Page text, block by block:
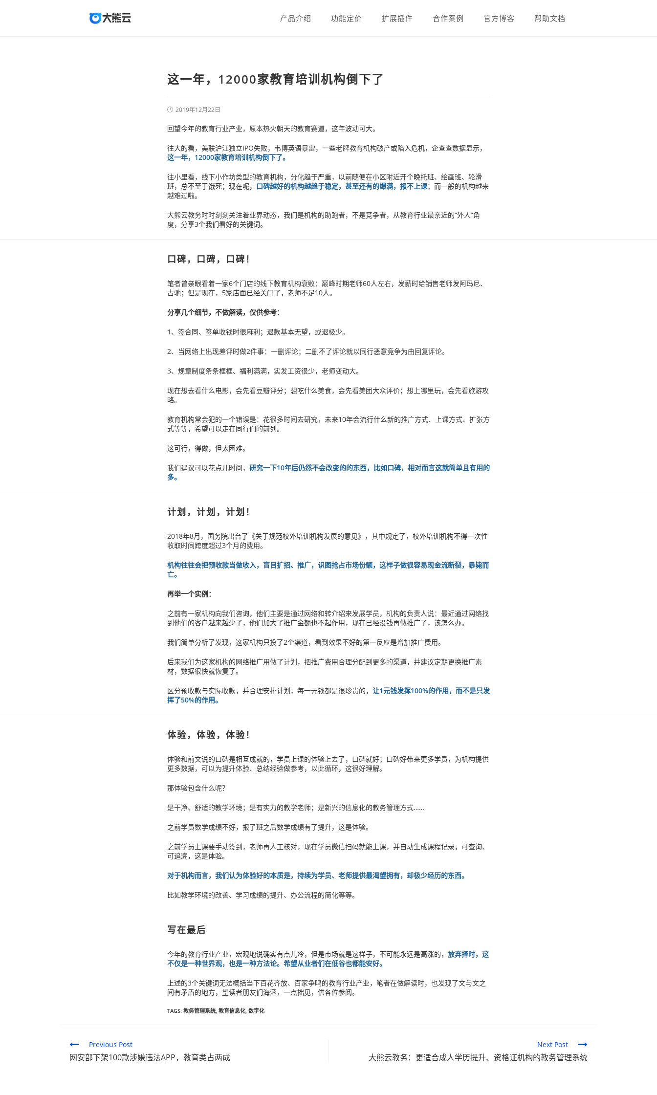
产品介绍 功能定价 扩展插件 合作案例 官方博客 帮助文档
这一年，12000家教育培训机构倒下了
2019年12月22日
回望今年的教育行业产业，原本热火朝天的教育赛道，这年波动可大。
往大的看，美联沪江独立IPO失败，韦博英语暴雷，一些老牌教育机构破产或陷入危机，企查查数据显示，
这一年，12000家教育培训机构倒下了。
往小里看，线下小作坊类型的教育机构，分化趋于严重，以前随便在小区附近开个晚托班、绘画班、轮滑
班，总不至于饿死；现在呢， 口碑越好的机构越趋于稳定，甚至还有的爆满，报不上课；而一般的机构越来
越难过啦。
大熊云教务时时刻刻关注着业界动态，我们是机构的助跑者，不是竞争者，从教育行业最亲近的“外人”角
度，分享3个我们看好的关键词。
口碑，口碑，口碑！
笔者曾亲眼看着一家6个门店的线下教育机构衰败：巅峰时期老师60人左右，发薪时给销售老师发阿玛尼、
古驰；但是现在，5家店面已经关门了，老师不足10人。
分享几个细节，不做解读，仅供参考：
1、签合同、签单收钱时很麻利；退款基本无望，或退极少。
2、当网络上出现差评时做2件事：一删评论；二删不了评论就以同行恶意竞争为由回复评论。
3、规章制度条条框框、福利满满，实发工资很少，老师变动大。
现在想去看什么电影，会先看豆瓣评分；想吃什么美食，会先看美团大众评价；想上哪里玩，会先看旅游攻
略。
教育机构常会犯的一个错误是：花很多时间去研究，未来10年会流行什么新的推广方式、上课方式、扩张方
式等等，希望可以走在同行们的前列。
这可行，得做，但太困难。
我们建议可以花点儿时间， 研究一下10年后仍然不会改变的的东西，比如口碑，相对而言这就简单且有用的
多。
计划，计划，计划！
2018年8月，国务院出台了《关于规范校外培训机构发展的意见》，其中规定了，校外培训机构不得一次性
收取时间跨度超过3个月的费用。
机构往往会把预收款当做收入，盲目扩招、推广，识图抢占市场份额，这样子做很容易现金流断裂，暴毙而
亡。
再举一个实例：
之前有一家机构向我们咨询，他们主要是通过网络和转介绍来发展学员，机构的负责人说：最近通过网络找
到他们的客户越来越少了，他们加大了推广金额也不起作用，现在已经没钱再做推广了，该怎么办。
我们简单分析了发现，这家机构只投了2个渠道，看到效果不好的第一反应是增加推广费用。
后来我们为这家机构的网络推广用做了计划，把推广费用合理分配到更多的渠道，并建议定期更换推广素
材，数据很快就恢复了。
区分预收款与实际收款，并合理安排计划，每一元钱都是很珍贵的， 让1元钱发挥100%的作用，而不是只发
挥了50%的作用。
体验，体验，体验！
体验和前文说的口碑是相互成就的，学员上课的体验上去了，口碑就好；口碑好带来更多学员，为机构提供
更多数据，可以为提升体验、总结经验做参考，以此循环，这很好理解。
那体验包含什么呢？
是干净、舒适的教学环境；是有实力的教学老师；是新兴的信息化的教务管理方式……
之前学员数学成绩不好，报了班之后数学成绩有了提升，这是体验。
之前学员上课要手动签到，老师再人工核对，现在学员微信扫码就能上课，并自动生成课程记录，可查询、
可追溯，这是体验。
对于机构而言，我们认为体验好的本质是，持续为学员、老师提供最渴望拥有，却极少经历的东西。
比如教学环境的改善、学习成绩的提升、办公流程的简化等等。
写在最后
今年的教育行业产业，宏观地说确实有点儿冷，但是市场就是这样子，不可能永远是高涨的， 放弃择时，这
不仅是一种世界观，也是一种方法论。希望从业者们在低谷也都能安好。
上述的3个关键词无法概括当下百花齐放、百家争鸣的教育行业产业，笔者在做解读时，也发现了文与文之
间有矛盾的地方，望读者朋友们海涵，一点拙见，供各位参阅。
TAGS: 教务管理系统, 教育信息化, 数字化
Continue
Reading
Previous Post
网安部下架100款涉嫌违法APP，教育类占两成
Next Post
大熊云教务：更适合成人学历提升、资格证机构的教务管理系统